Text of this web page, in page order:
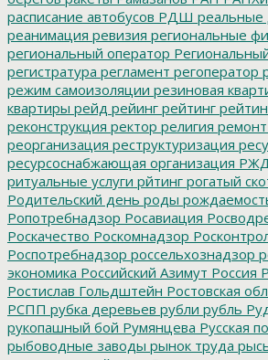
расписание автобусов РДШ
реанимация ревизия региональные
региональный оператор
регистратура регламент регоператор
режим самоизоляции резиновая
квартиры рейд рейинг рейтинг
реконструкция ректор религия ремонт
реорганизация реструктуризация
ресурсоснабжающая организация РЖД
ритуальные услуги рйтинг рогатый
Родительский день роды
Ропотребнадзор Росавиация
Роскачество Роскомнадзор
Роспотребнадзор россельхознадзор
экономика Российский Азимут Россия
Ростислав Гольдштейн Ростовская
РСПП рубка деревьев рубли рубль
рукопашный бой Румянцева Русская
рыбоводные заводы рынок труда